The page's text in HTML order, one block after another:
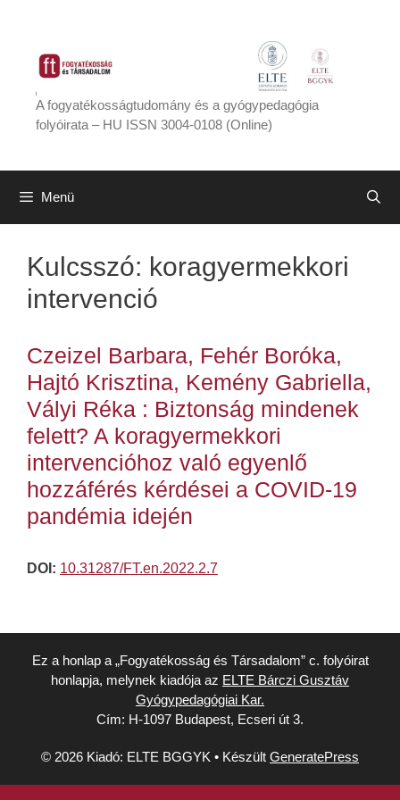
tartalomba
A fogyatékosságtudomány és a gyógypedagógia
folyóirata – HU ISSN 3004-0108 (Online)
Menü
Kulcsszó: koragyermekkori
intervenció
Czeizel Barbara, Fehér Boróka,
Hajtó Krisztina, Kemény Gabriella,
Vályi Réka : Biztonság mindenek
felett? A koragyermekkori
intervencióhoz való egyenlő
hozzáférés kérdései a COVID-19
pandémia idején
DOI: 10.31287/FT.en.2022.2.7
Ez a honlap a „Fogyatékosság és Társadalom” c. folyóirat
honlapja, melynek kiadója az ELTE Bárczi Gusztáv
Gyógypedagógiai Kar.
Cím: H-1097 Budapest, Ecseri út 3.
© 2026 Kiadó: ELTE BGGYK • Készült GeneratePress